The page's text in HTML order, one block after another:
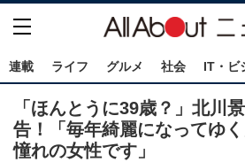
連載 ライフ グルメ 社会 IT・ビ
「ほんとうに39歳？」北川
告！「毎年綺麗になってゆ
憧れの女性です」